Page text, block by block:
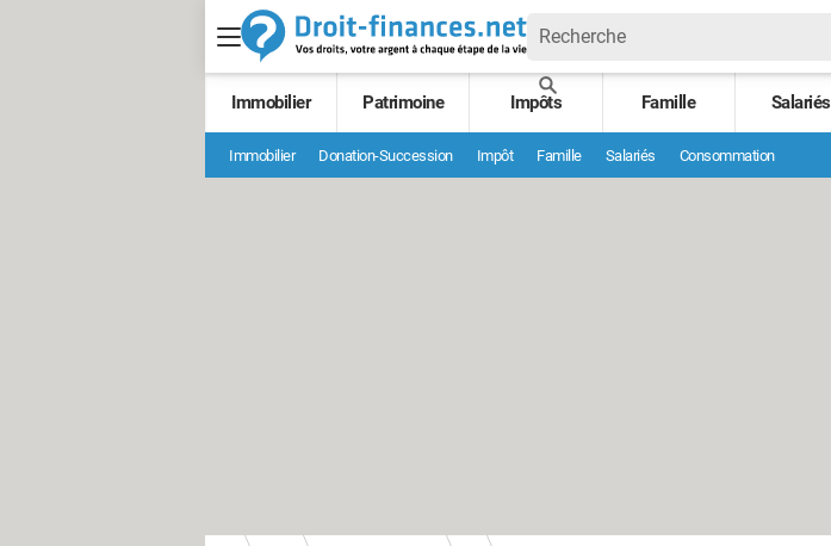
Immobilier Patrimoine Impôts Famille Salariés
Immobilier Donation-Succession Impôt Famille Salariés Consommation